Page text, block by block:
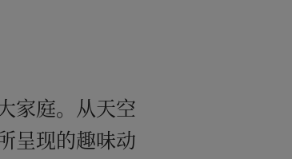
家庭。从天空
呈现的趣味动